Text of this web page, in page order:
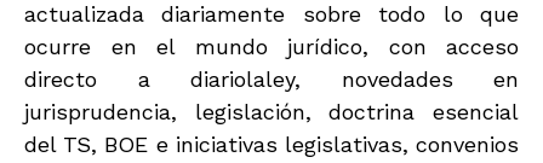
actualizada diariamente sobre todo lo que
ocurre en el mundo jurídico, con acceso
directo a diariolaley, novedades en
jurisprudencia, legislación, doctrina esencial
del TS, BOE e iniciativas legislativas, convenios